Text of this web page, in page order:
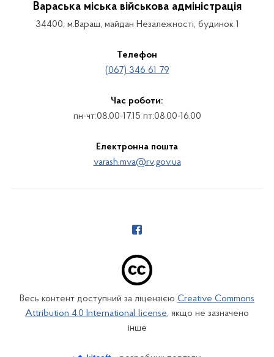
Вараська міська військова адміністрація
34400, м.Вараш, майдан Незалежності, будинок 1
Телефон
(067) 346 61 79
Час роботи:
пн-чт:08.00-17.15 пт:08.00-16.00
Електронна пошта
varash.mva@rv.gov.ua
Весь контент доступний за ліцензією Creative Commons
Attribution 4.0 International license, якщо не зазначено
інше